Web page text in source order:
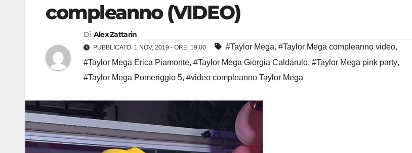
compleanno (VIDEO)
Di Alex Zattarin
PUBBLICATO: 1 NOV, 2019 - ORE: 19:00 #Taylor Mega, #Taylor Mega compleanno video,
#Taylor Mega Erica Piamonte, #Taylor Mega Giorgia Caldarulo, #Taylor Mega pink party,
#Taylor Mega Pomeriggio 5, #video compleanno Taylor Mega